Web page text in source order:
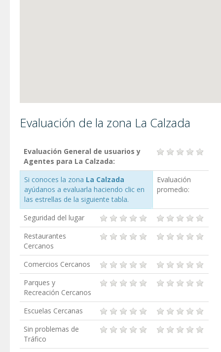
Evaluación de la zona La Calzada
Evaluación General de usuarios y
Agentes para La Calzada:
Si conoces la zona La Calzada
ayúdanos a evaluarla haciendo clic en
las estrellas de la siguiente tabla.
Evaluación
promedio:
Seguridad del lugar
Restaurantes
Cercanos
Comercios Cercanos
Parques y
Recreación Cercanos
Escuelas Cercanas
Sin problemas de
Tráfico